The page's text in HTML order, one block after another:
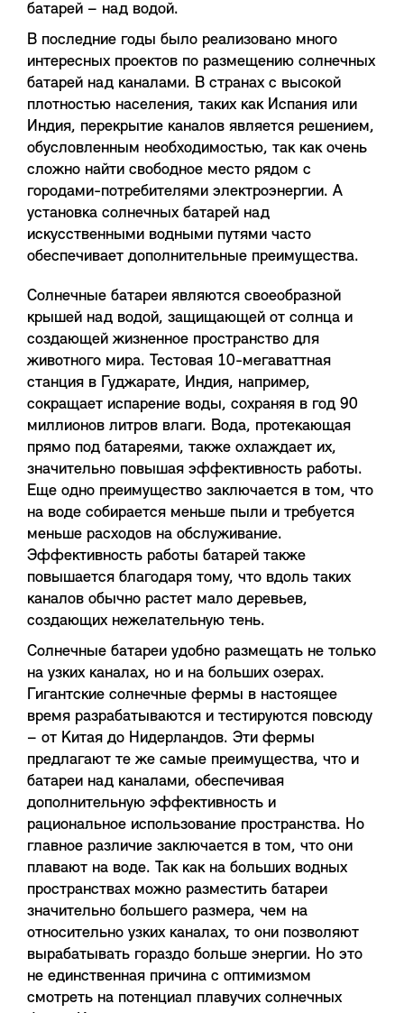
батарей – над водой.
В последние годы было реализовано много
интересных проектов по размещению солнечных
батарей над каналами. В странах с высокой
плотностью населения, таких как Испания или
Индия, перекрытие каналов является решением,
обусловленным необходимостью, так как очень
сложно найти свободное место рядом с
городами-потребителями электроэнергии. А
установка солнечных батарей над
искусственными водными путями часто
обеспечивает дополнительные преимущества.
Солнечные батареи являются своеобразной
крышей над водой, защищающей от солнца и
создающей жизненное пространство для
животного мира. Тестовая 10-мегаваттная
станция в Гуджарате, Индия, например,
сокращает испарение воды, сохраняя в год 90
миллионов литров влаги. Вода, протекающая
прямо под батареями, также охлаждает их,
значительно повышая эффективность работы.
Еще одно преимущество заключается в том, что
на воде собирается меньше пыли и требуется
меньше расходов на обслуживание.
Эффективность работы батарей также
повышается благодаря тому, что вдоль таких
каналов обычно растет мало деревьев,
создающих нежелательную тень.
Солнечные батареи удобно размещать не только
на узких каналах, но и на больших озерах.
Гигантские солнечные фермы в настоящее
время разрабатываются и тестируются повсюду
– от Китая до Нидерландов. Эти фермы
предлагают те же самые преимущества, что и
батареи над каналами, обеспечивая
дополнительную эффективность и
рациональное использование пространства. Но
главное различие заключается в том, что они
плавают на воде. Так как на больших водных
пространствах можно разместить батареи
значительно большего размера, чем на
относительно узких каналах, то они позволяют
вырабатывать гораздо больше энергии. Но это
не единственная причина с оптимизмом
смотреть на потенциал плавучих солнечных